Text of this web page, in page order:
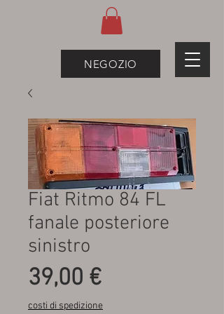
NEGOZIO
Fiat Ritmo 84 FL
fanale posteriore
sinistro
39,00 €Prezzo
costi di spedizione